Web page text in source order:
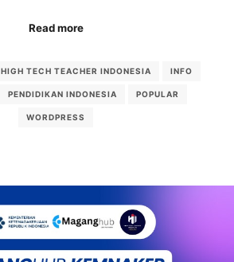
Read more
HIGH TECH TEACHER INDONESIA INFO
PENDIDIKAN INDONESIA POPULAR
WORDPRESS